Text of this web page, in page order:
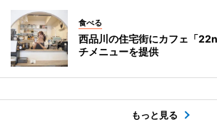
食べる
西品川の住宅街にカフェ「
チメニューを提供
もっと見る